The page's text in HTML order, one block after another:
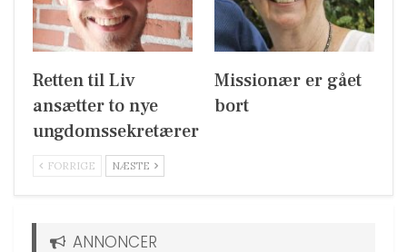
Retten til Liv
ansætter to nye
ungdomssekretærer
Missionær er gået
bort
FORRIGE NÆSTE
ANNONCER